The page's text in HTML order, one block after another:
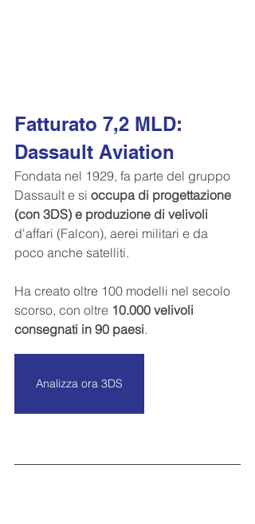
Fatturato 7,2 MLD:
Dassault Aviation
Fondata nel 1929, fa parte del gruppo
Dassault e si occupa di progettazione
(con 3DS) e produzione di velivoli
d'affari (Falcon), aerei militari e da
poco anche satelliti.
Ha creato oltre 100 modelli nel secolo
scorso, con oltre 10.000 velivoli
consegnati in 90 paesi.
Analizza ora 3DS